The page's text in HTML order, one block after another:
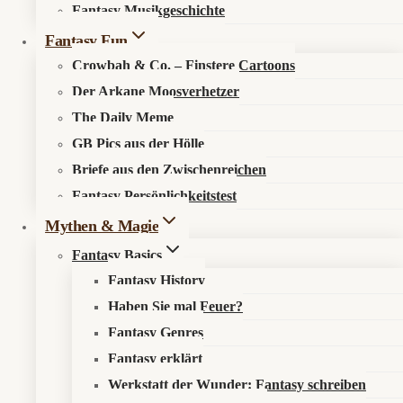
Fantasy Musikgeschichte
Fantasy Fun
Crowbah & Co. – Finstere Cartoons
Der Arkane Moosverhetzer
The Daily Meme
GB Pics aus der Hölle
Briefe aus den Zwischenreichen
Fantasy Persönlichkeitstest
Mythen & Magie
Fantasy Basics
Fantasy History
Haben Sie mal Feuer?
Fantasy Genres
Fantasy erklärt
Werkstatt der Wunder: Fantasy schreiben
Search in content
Drachenzähmen leicht
gemacht 2 holt Severance-Bösewicht an Bord
Drachenzähmen leicht gemacht 2
Universal treibt das Live-Action-SequelDrachenzähmen leicht